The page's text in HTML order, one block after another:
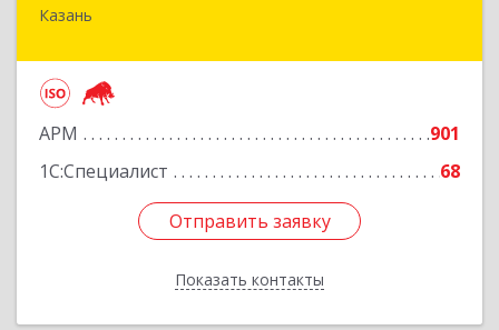
Казань
АРМ
901
1С:Специалист
68
Отправить заявку
Показать контакты
420133, Татарстан Респ, Казань г, Ямашева пр-
Отправить заявку
Назад